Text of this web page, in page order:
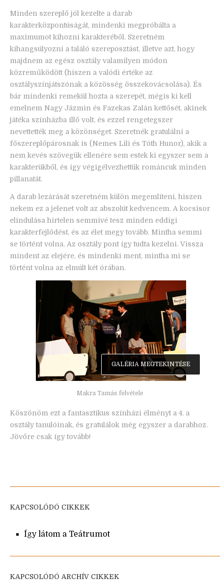
Minden szereplő jól kezelte a darab
karakterközpontúságát, mindenki megpróbálta a
maximumot kihozni karakteréből. Szeretném
kihangsúlyozni a találó szereposztást, illetve azt, hogy
majdnem az egész osztály valamilyen módon
közreműködött (hiszen a valódi értéke az
osztályszínjátszónak a közösség összekovácsolása). És
bár mindenki remekül hozta a szerepét, mégis ki kell
emelnem Nagy Jázmin és Fazekas Zalán kettősét, akinek
játéka színházba illő volt, és ezzel rengetegszer
nevettették meg a közönséget. Szeretnék gratulálni a
főszereplőpárosnak is (Nemes Lili és Tóth Hunor), akik a
nem kevés szövegük ellenére sem estek ki egyszer sem a
karakterükből, és így végigélvezhettük románcuk minden
pillanatát.
A darab lezárását szeretném külön megemlíteni, hiszen
nekem ez a jelenet volt az abszolút kedvencem. A kocsisor
elindulása hirtelen semmivé tesz minden eddigi
karakterfejlődést, és az élet megy tovább. Mintha semmi
se történt volna. Az osztály pont így tudta kezelni. Vissza
mindent az elejére, és mindenki ment, mintha mi se
történt volna az elmúlt két órában.
Makra Tamás felvétele
GALÉRIA MEGTEKINTÉSE
Köszönöm ezt a fantasztikus színházi élményt a 4. a
osztály tanulóinak, és gratulálok még egyszer a darabhoz.
Jövőre csak így tovább!
KAPCSOLÓDÓ CIKKEK
Így látom a Teátrumot
KAPCSOLÓDÓ ARCHÍV CIKKEK